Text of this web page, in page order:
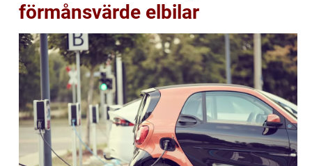
förmånsvärde elbilar